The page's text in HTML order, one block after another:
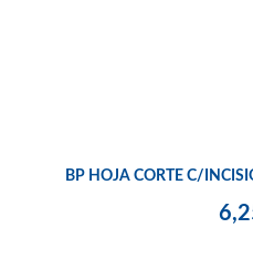
BP HOJA CORTE C/